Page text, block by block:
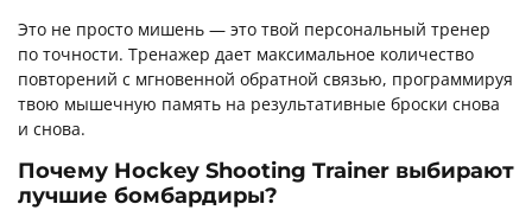
Это не просто мишень — это твой персональный тренер
по точности. Тренажер дает максимальное количество
повторений с мгновенной обратной связью, программируя
твою мышечную память на результативные броски снова
и снова.
Почему Hockey Shooting Trainer выбирают
лучшие бомбардиры?